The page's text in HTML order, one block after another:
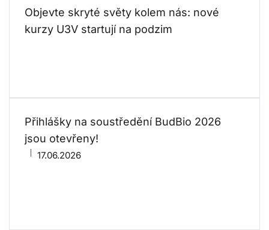
Objevte skryté světy kolem nás: nové
kurzy U3V startují na podzim
Přihlášky na soustředění BudBio 2026
jsou otevřeny!
17.06.2026